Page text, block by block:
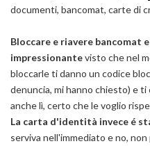
documenti, bancomat, carte di
Bloccare e riavere bancomat
impressionantevisto che nel
bloccarle ti danno un codice
denuncia, mi hanno chiesto) e
anche lì, certo che le voglio
La carta d'identità invece é
serviva nell'immediato e no,